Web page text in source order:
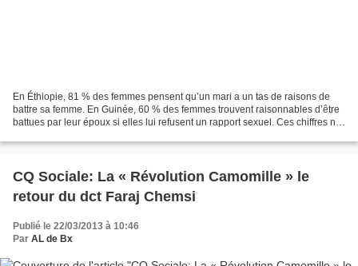
En Éthiopie, 81 % des femmes pensent qu’un mari a un tas de raisons de
battre sa femme. En Guinée, 60 % des femmes trouvent raisonnables d’être
battues par leur époux si elles lui refusent un rapport sexuel. Ces chiffres ne
CQ Sociale: La « Révolution Camomille » le
retour du dct Faraj Chemsi
Publié le 22/03/2013 à 10:46
Par AL de Bx